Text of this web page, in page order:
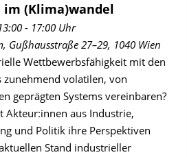
im (Klima)wandel
- 17:00 Uhr
Gußhausstraße 27–29, 1040 Wien
Wettbewerbsfähigkeit mit den
volatilen, von
geprägten Systems vereinbaren?
Akteur:innen aus Industrie,
und Politik ihre Perspektiven
Stand industrieller